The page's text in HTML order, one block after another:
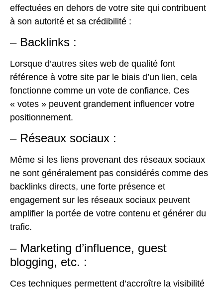
effectuées en dehors de votre site qui contribuent
à son autorité et sa crédibilité :
– Backlinks :
Lorsque d’autres sites web de qualité font
référence à votre site par le biais d’un lien, cela
fonctionne comme un vote de confiance. Ces
« votes » peuvent grandement influencer votre
positionnement.
– Réseaux sociaux :
Même si les liens provenant des réseaux sociaux
ne sont généralement pas considérés comme des
backlinks directs, une forte présence et
engagement sur les réseaux sociaux peuvent
amplifier la portée de votre contenu et générer du
trafic.
– Marketing d’influence, guest
blogging, etc. :
Ces techniques permettent d’accroître la visibilité